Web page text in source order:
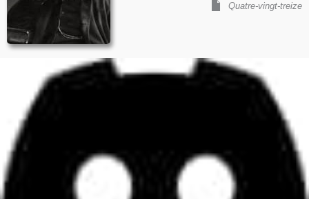
Quatre-vingt-treize